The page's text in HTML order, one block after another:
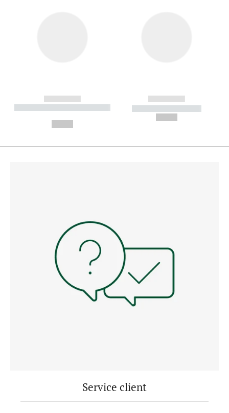
------------
----------- ----------- --------
------------
----------- -----------
Service client